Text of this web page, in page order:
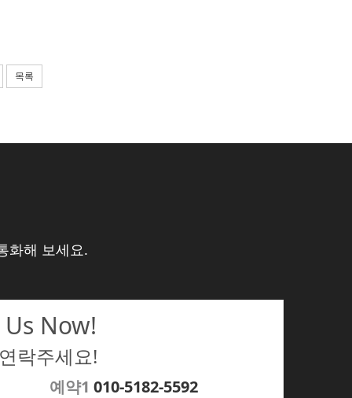
목록
화해 보세요.
Now!
락주세요!
예약1 010-5182-5592